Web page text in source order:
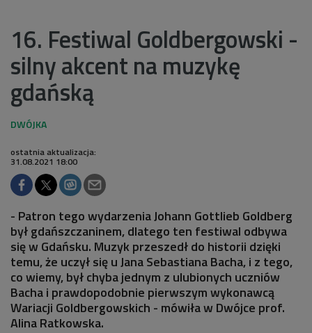
16. Festiwal Goldbergowski -
silny akcent na muzykę
gdańską
ostatnia aktualizacja:
31.08.2021 18:00
- Patron tego wydarzenia Johann Gottlieb Goldberg
był gdańszczaninem, dlatego ten festiwal odbywa
się w Gdańsku. Muzyk przeszedł do historii dzięki
temu, że uczył się u Jana Sebastiana Bacha, i z tego,
co wiemy, był chyba jednym z ulubionych uczniów
Bacha i prawdopodobnie pierwszym wykonawcą
Wariacji Goldbergowskich - mówiła w Dwójce prof.
Alina Ratkowska.